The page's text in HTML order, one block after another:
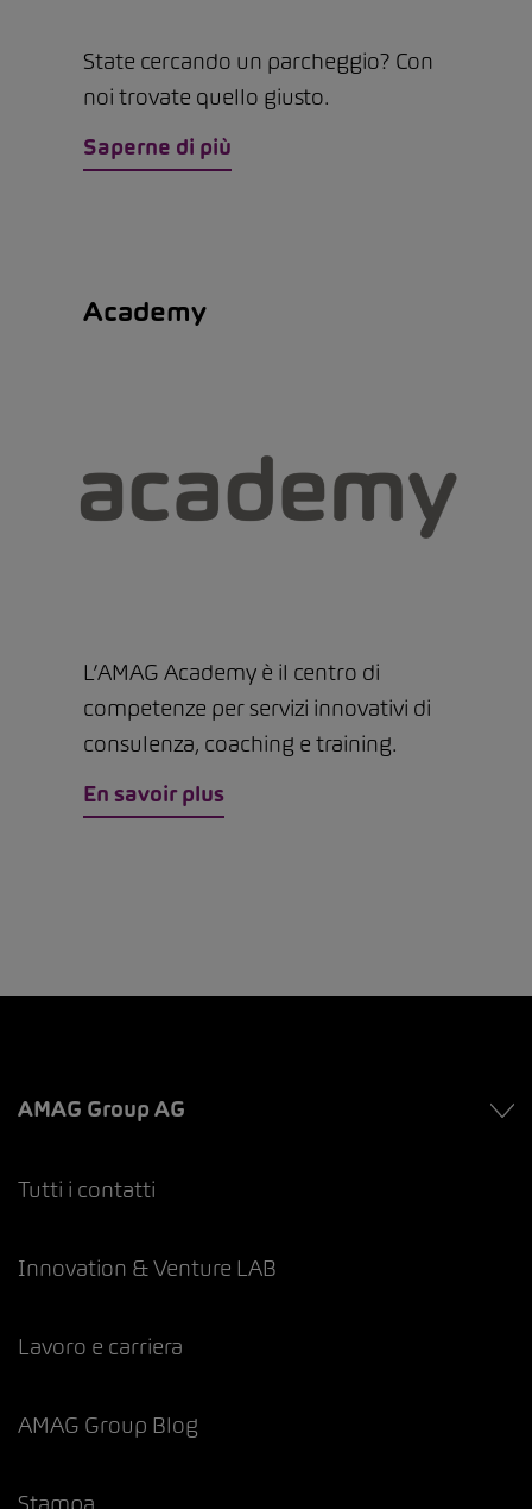
State cercando un parcheggio? Con
noi trovate quello giusto.
Saperne di più
Academy
L’AMAG Academy è il centro di
competenze per servizi innovativi di
consulenza, coaching e training.
En savoir plus
AMAG Group AG
Tutti i contatti
Innovation & Venture LAB
Lavoro e carriera
AMAG Group Blog